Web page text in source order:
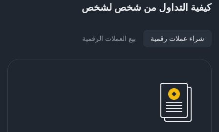
كيفية التداول من شخص لشخص
شراء عملات رقمية بيع العملات الرقمية